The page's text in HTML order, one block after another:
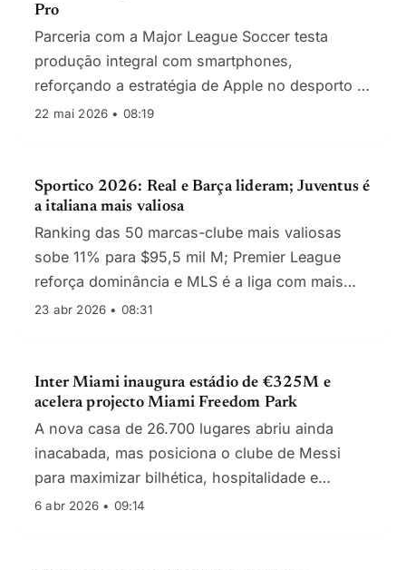
Pro
Parceria com a Major League Soccer testa
produção integral com smartphones,
reforçando a estratégia de Apple no desporto e
na subscrição global do MLS Season Pass
22 mai 2026 • 08:19
Sportico 2026: Real e Barça lideram; Juventus é
a italiana mais valiosa
Ranking das 50 marcas-clube mais valiosas
sobe 11% para $95,5 mil M; Premier League
reforça dominância e MLS é a liga com mais
presenças
23 abr 2026 • 08:31
Inter Miami inaugura estádio de €325M e
acelera projecto Miami Freedom Park
A nova casa de 26.700 lugares abriu ainda
inacabada, mas posiciona o clube de Messi
para maximizar bilhética, hospitalidade e
receitas comerciais na Major League Soccer
6 abr 2026 • 09:14